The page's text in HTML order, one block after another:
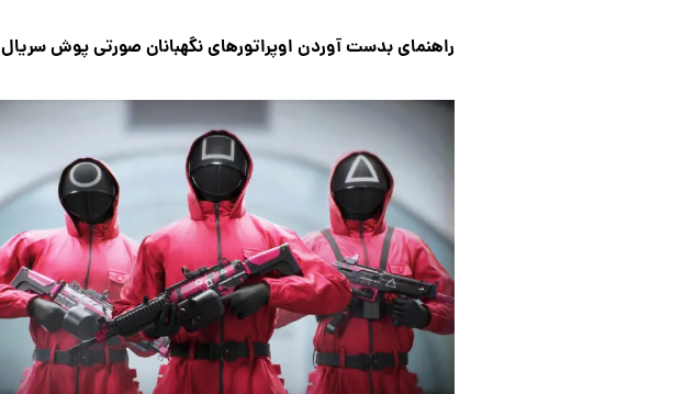
راهنمای بدست آوردن اوپراتورهای نگهبانان صورتی پوش سریال Squid Game